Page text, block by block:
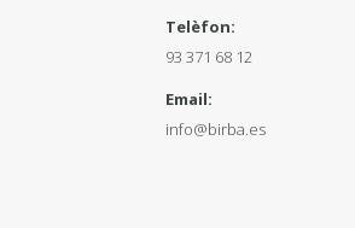
Telèfon:
93 371 68 12
Email:
info@birba.es